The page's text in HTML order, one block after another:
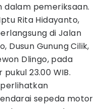
dalam pemeriksaan.
Rita Hidayanto,
di Jalan
Dusun Gunung Cilik,
Dlingo, pada
23.00 WIB.
sepeda motor